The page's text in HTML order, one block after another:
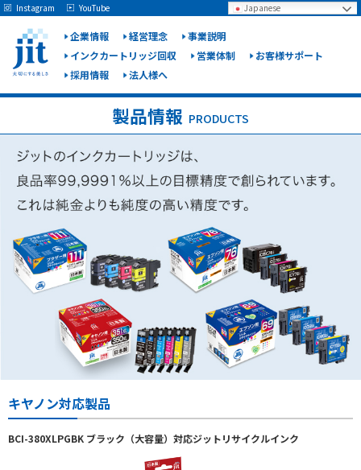
企業情報 経営理念
事業説明
インクカートリッジ回収
営業体制
お客様サポート
採用情報
法人様へ
Japanese
Instagram YouTube
製品情報 PRODUCTS
キヤノン対応製品
BCI-380XLPGBK ブラック（大容量）対応ジットリサイクルインク
May we use cookies to track your activities? We take your privacy very seriously.
Please see our privacy policy for details and any questions.YesNo